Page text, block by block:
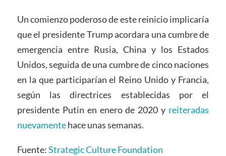
Un comienzo poderoso de este reinicio implicaría
que el presidente Trump acordara una cumbre de
emergencia entre Rusia, China y los Estados
Unidos, seguida de una cumbre de cinco naciones
en la que participarían el Reino Unido y Francia,
según las directrices establecidas por el
presidente Putin en enero de 2020 y reiteradas
nuevamentehace unas semanas.
Fuente:Strategic Culture Foundation